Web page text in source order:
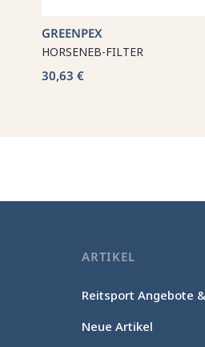
GREENPEX
HORSENEB-FILTER
30,63 €
ARTIKEL
Reitsport Angebote
Neue Artikel